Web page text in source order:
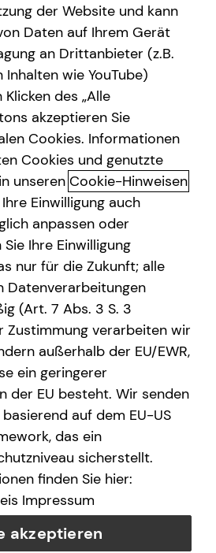
41
Geschäftszeiten
10:00 - 21:00 Uhr
10:00 - 21:00 Uhr
10:00 - 21:00 Uhr
10:00 - 21:00 Uhr
10:00 - 17:00 Uhr
auch Termine außerhalb
auf Anfrage möglich.
der Website und kann
Daten auf Ihrem Gerät
an Drittanbieter (z.B.
wie YouTube)
des „Alle
akzeptieren Sie
Cookies. Informationen
Cookies und genutzte
unseren Cookie-Hinweisen
Einwilligung auch
anpassen oder
Ihre Einwilligung
nur für die Zukunft; alle
Datenverarbeitungen
(Art. 7 Abs. 3 S. 3
Zustimmung verarbeiten wir
außerhalb der EU/EWR,
ein geringerer
der EU besteht. Wir senden
auf dem EU-US
das ein
sicherstellt.
finden Sie hier:
Impressum
akzeptieren